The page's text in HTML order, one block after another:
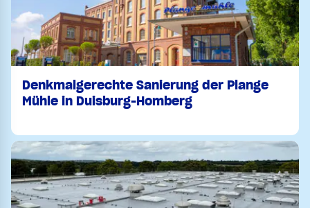
Denkmalgerechte Sanierung der Plange
Mühle in Duisburg-Homberg